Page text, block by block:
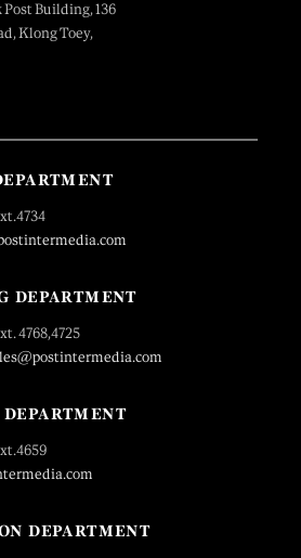
Post Building, 136
Klong Toey,
DEPARTMENT
4768,4725
DEPARTMENT